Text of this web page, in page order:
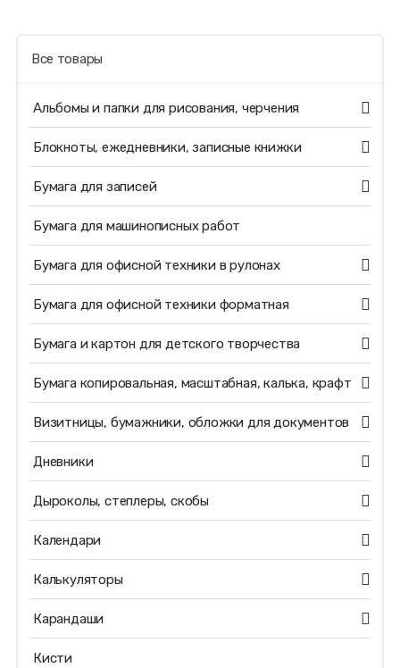
Все товары
Альбомы и папки для рисования, черчения
Блокноты, ежедневники, записные книжки
Бумага для записей
Бумага для машинописных работ
Бумага для офисной техники в рулонах
Бумага для офисной техники форматная
Бумага и картон для детского творчества
Бумага копировальная, масштабная, калька, крафт
Визитницы, бумажники, обложки для документов
Дневники
Дыроколы, степлеры, скобы
Календари
Калькуляторы
Карандаши
Кисти